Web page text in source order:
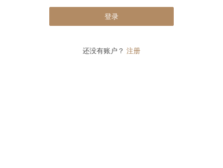
登录
还没有账户？ 注册